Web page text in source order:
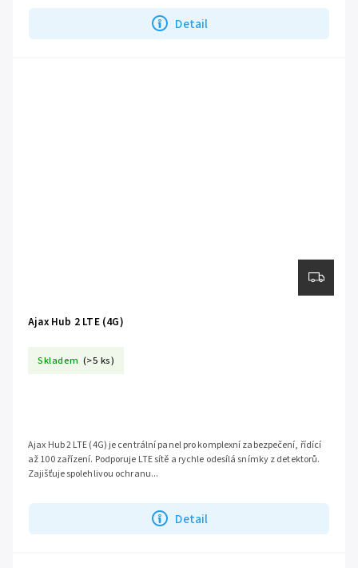
Detail
Ajax Hub 2 LTE (4G)
Skladem (>5 ks)
Detail
Ajax Hub 2 LTE (4G) je centrální panel pro komplexní zabezpečení, řídící
až 100 zařízení. Podporuje LTE sítě a rychle odesílá snímky z detektorů.
Zajišťuje spolehlivou ochranu...